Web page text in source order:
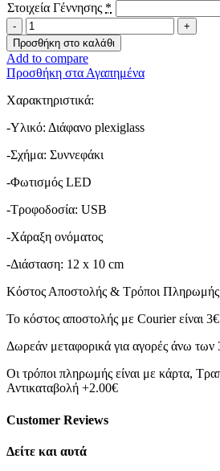
Στοιχεία Γέννησης *
Φωτιστικό
LED
☁
Συννεφάκι
Με
Στοιχεία
Γέννησης
☁
Προσθήκη στο καλάθι
Add to compare
Προσθήκη στα Αγαπημένα
Χαρακτηριστικά:
-Υλικό: Διάφανο plexiglass
-Σχήμα: Συννεφάκι
-Φωτισμός LED
-Τροφοδοσία: USB
-Χάραξη ονόματος
-Διάσταση: 12 x 10 cm
Κόστος Αποστολής & Τρόποι Πληρωμής
Το κόστος αποστολής με Courier είναι 3€
Δωρεάν μεταφορικά για αγορές άνω
Οι τρόποι πληρωμής είναι με κάρτα,
Αντικαταβολή +2.00€
Customer Reviews
Δείτε και αυτά